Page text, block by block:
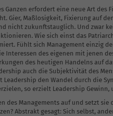
Ganzen erfordert eine neue Art des
Gier, Maßlosigkeit, Fixierung auf
nicht zukunftstauglich. Und zwar
Wie sich einst das
Fühlt sich Management einzig
des eigenen mit jenen
des heutigen Handelns auf
auch die Subjektivität des
den Wandel durch die
so erzielt Leadership
des Managements auf und setzt
Abstrakt gesagt: Sich selbst,